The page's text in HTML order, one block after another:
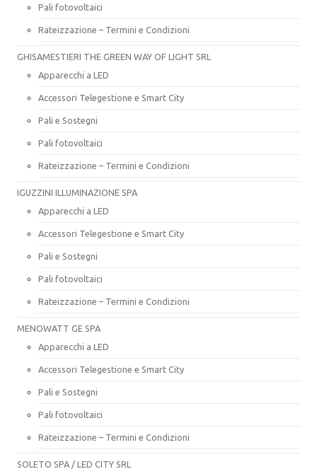
Pali fotovoltaici
Rateizzazione – Termini e Condizioni
GHISAMESTIERI THE GREEN WAY OF LIGHT SRL
Apparecchi a LED
Accessori Telegestione e Smart City
Pali e Sostegni
Pali fotovoltaici
Rateizzazione – Termini e Condizioni
IGUZZINI ILLUMINAZIONE SPA
Apparecchi a LED
Accessori Telegestione e Smart City
Pali e Sostegni
Pali fotovoltaici
Rateizzazione – Termini e Condizioni
MENOWATT GE SPA
Apparecchi a LED
Accessori Telegestione e Smart City
Pali e Sostegni
Pali fotovoltaici
Rateizzazione – Termini e Condizioni
SOLETO SPA / LED CITY SRL